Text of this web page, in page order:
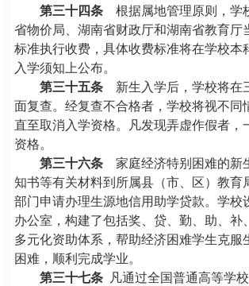
第三十四条 根据属地管理原则，学
省物价局、湖南省财政厅和湖南省教育厅
标准执行收费，具体收费标准将在学校本
入学须知上公布。
第三十五条 新生入学后，学校将在
面复查。经复查不合格者，学校将视不同
直至取消入学资格。凡发现弄虚作假者，
资格。
第三十六条 家庭经济特别困难的新
知书等有关材料到所属县（市、区）教育
部门申请办理生源地信用助学贷款。学校
办公室，构建了包括奖、贷、勤、助、补
多元化资助体系，帮助经济困难学生克服
困难，顺利完成学业。
第三十七条
凡通过全国普通高等学